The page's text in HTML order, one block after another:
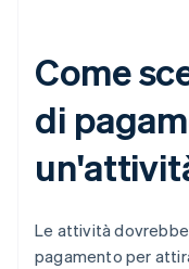
Come
di
Le attività
pagamento per